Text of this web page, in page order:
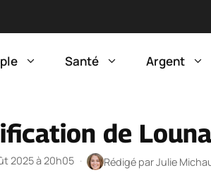
Santé Argent
de
2025 à 20h05 · Rédigé parJulie